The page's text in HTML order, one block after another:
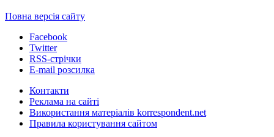
Повна версія сайту
Facebook
Twitter
RSS-стрічки
E-mail розсилка
Контакти
Реклама на сайті
Використання матеріалів korrespondent.net
Правила користування сайтом